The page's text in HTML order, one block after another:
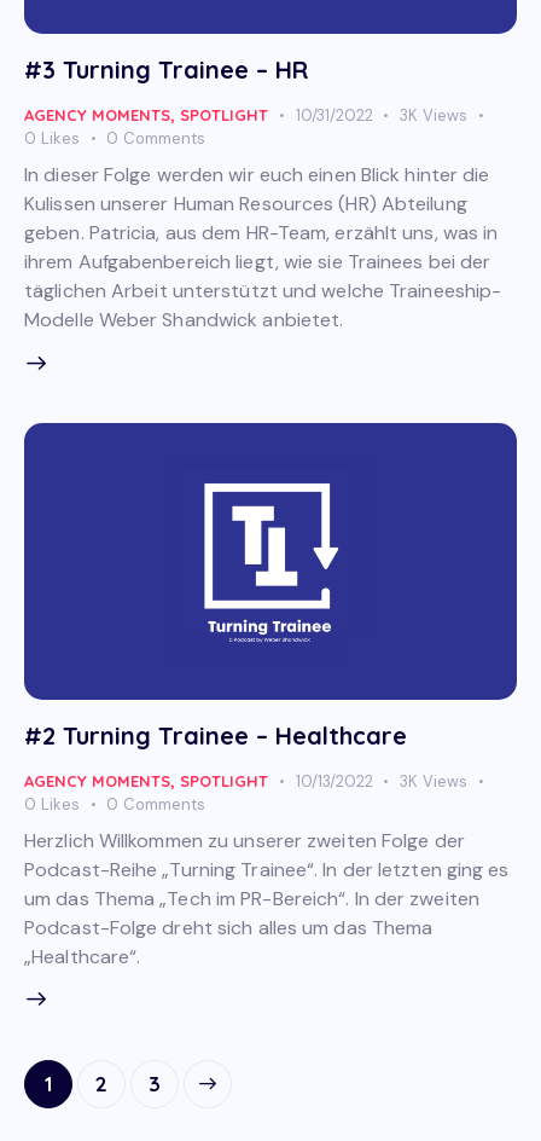
#3 Turning Trainee – HR
AGENCY MOMENTS, SPOTLIGHT 10/31/2022 3K Views
0 Likes 0 Comments
In dieser Folge werden wir euch einen Blick hinter die
Kulissen unserer Human Resources (HR) Abteilung
geben. Patricia, aus dem HR-Team, erzählt uns, was in
ihrem Aufgabenbereich liegt, wie sie Trainees bei der
täglichen Arbeit unterstützt und welche Traineeship-
Modelle Weber Shandwick anbietet.
#2 Turning Trainee – Healthcare
AGENCY MOMENTS, SPOTLIGHT 10/13/2022 3K Views
0 Likes 0 Comments
Herzlich Willkommen zu unserer zweiten Folge der
Podcast-Reihe „Turning Trainee“. In der letzten ging es
um das Thema „Tech im PR-Bereich“. In der zweiten
Podcast-Folge dreht sich alles um das Thema
„Healthcare“.
Posts
navigation
Page
1 Page
2 Page
3